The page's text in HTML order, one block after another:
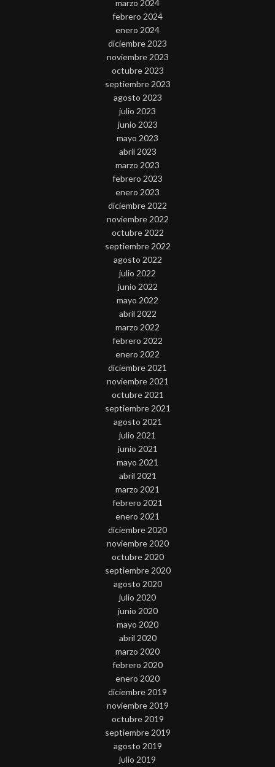
marzo 2024
febrero 2024
enero 2024
diciembre 2023
noviembre 2023
octubre 2023
septiembre 2023
agosto 2023
julio 2023
junio 2023
mayo 2023
abril 2023
marzo 2023
febrero 2023
enero 2023
diciembre 2022
noviembre 2022
octubre 2022
septiembre 2022
agosto 2022
julio 2022
junio 2022
mayo 2022
abril 2022
marzo 2022
febrero 2022
enero 2022
diciembre 2021
noviembre 2021
octubre 2021
septiembre 2021
agosto 2021
julio 2021
junio 2021
mayo 2021
abril 2021
marzo 2021
febrero 2021
enero 2021
diciembre 2020
noviembre 2020
octubre 2020
septiembre 2020
agosto 2020
julio 2020
junio 2020
mayo 2020
abril 2020
marzo 2020
febrero 2020
enero 2020
diciembre 2019
noviembre 2019
octubre 2019
septiembre 2019
agosto 2019
julio 2019